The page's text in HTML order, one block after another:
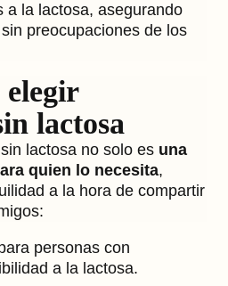
a la lactosa, asegurando
preocupaciones de los
elegir
lactosa
lactosa no solo es una
quien lo necesita,
a la hora de compartir
personas con
a la lactosa.